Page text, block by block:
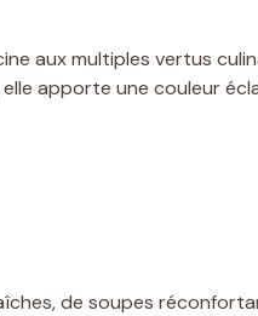
aux multiples vertus
apporte une couleur
de soupes